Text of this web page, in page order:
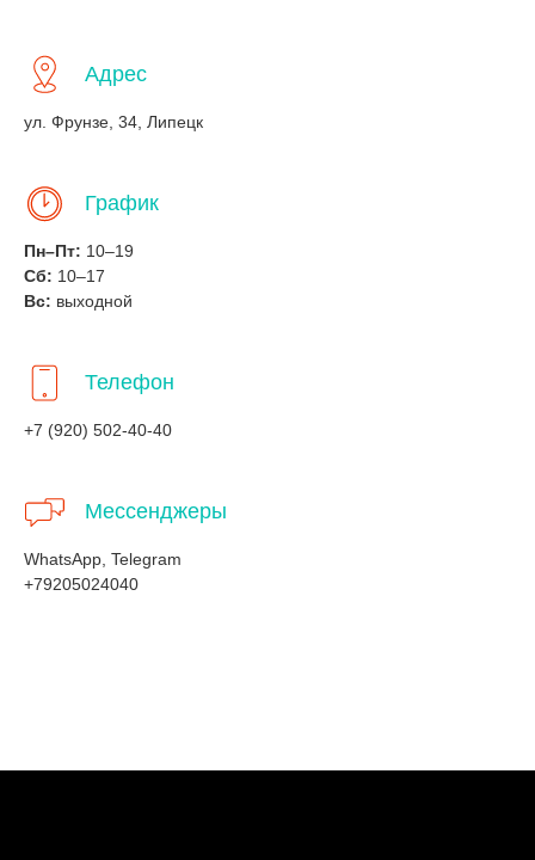
Адрес
ул. Фрунзе, 34, Липецк
График
Пн–Пт: 10–19
Сб: 10–17
Вс: выходной
Телефон
+7 (920) 502-40-40
Мессенджеры
WhatsApp, Telegram
+79205024040